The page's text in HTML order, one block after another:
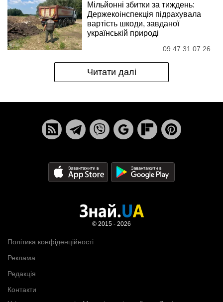
Мільйонні збитки за тиждень:
Держекоінспекція підрахувала
вартість шкоди, завданої
українській природі
09:47 31.07.26
Читати далі
Політика конфіденційності
Реклама
Редакція
Контакти
© 2015 - 2026